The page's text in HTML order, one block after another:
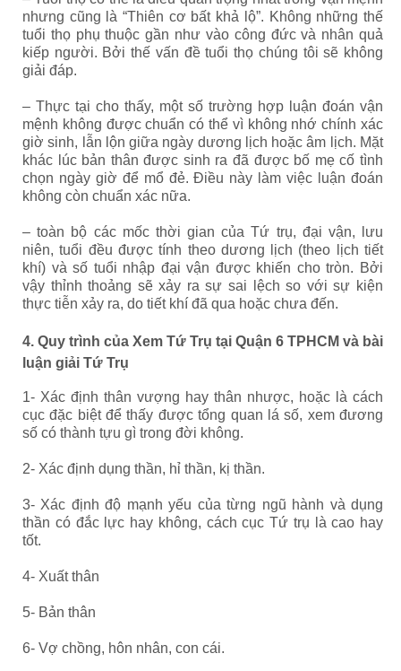
nhưng cũng là “Thiên cơ bất khả lộ”. Không những thế
tuổi thọ phụ thuộc gần như vào công đức và nhân quả
kiếp người. Bởi thế vấn đề tuổi thọ chúng tôi sẽ không
giải đáp.
– Thực tại cho thấy, một số trường hợp luận đoán vận
mệnh không được chuẩn có thể vì không nhớ chính xác
giờ sinh, lẫn lộn giữa ngày dương lịch hoặc âm lịch. Mặt
khác lúc bản thân được sinh ra đã được bố mẹ cố tình
chọn ngày giờ để mổ đẻ. Điều này làm việc luận đoán
không còn chuẩn xác nữa.
– toàn bộ các mốc thời gian của Tứ trụ, đại vận, lưu
niên, tuổi đều được tính theo dương lịch (theo lịch tiết
khí) và số tuổi nhập đại vận được khiến cho tròn. Bởi
vậy thỉnh thoảng sẽ xảy ra sự sai lệch so với sự kiện
thực tiễn xảy ra, do tiết khí đã qua hoặc chưa đến.
4. Quy trình của Xem Tứ Trụ tại Quận 6 TPHCM và bài
luận giải Tứ Trụ
1- Xác định thân vượng hay thân nhược, hoặc là cách
cục đặc biệt để thấy được tổng quan lá số, xem đương
số có thành tựu gì trong đời không.
2- Xác định dụng thần, hỉ thần, kị thần.
3- Xác định độ mạnh yếu của từng ngũ hành và dụng
thần có đắc lực hay không, cách cục Tứ trụ là cao hay
tốt.
4- Xuất thân
5- Bản thân
6- Vợ chồng, hôn nhân, con cái.